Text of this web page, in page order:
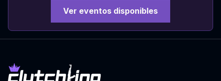
Ver eventos disponibles